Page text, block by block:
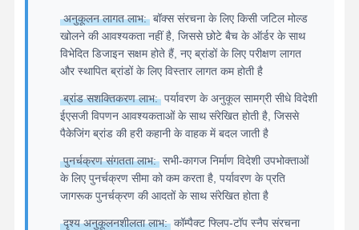
अनुकूलन लागत लाभ: बॉक्स संरचना के लिए किसी जटिल मोल्ड
खोलने की आवश्यकता नहीं है, जिससे छोटे बैच के ऑर्डर के साथ
विभेदित डिजाइन सक्षम होते हैं, नए ब्रांडों के लिए परीक्षण लागत
और स्थापित ब्रांडों के लिए विस्तार लागत कम होती है
ब्रांड सशक्तिकरण लाभ: पर्यावरण के अनुकूल सामग्री सीधे विदेशी
ईएसजी विपणन आवश्यकताओं के साथ संरेखित होती है, जिससे
पैकेजिंग ब्रांड की हरी कहानी के वाहक में बदल जाती है
पुनर्चक्रण संगतता लाभ: सभी-कागज निर्माण विदेशी उपभोक्ताओं
के लिए पुनर्चक्रण सीमा को कम करता है, पर्यावरण के प्रति
जागरूक पुनर्चक्रण की आदतों के साथ संरेखित होता है
दृश्य अनुकूलनशीलता लाभ: कॉम्पैक्ट फ्लिप-टॉप स्नैप संरचना